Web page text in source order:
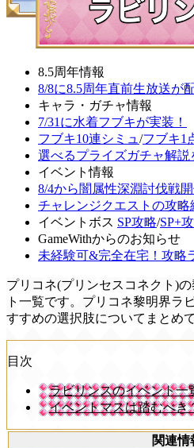
8.5周年情報
8/8に8.5周年直前生放送が
キャラ・ガチャ情報
7/31に水着フブキが実装！
フブキ10連シミュ /フブキ1
選べるプライズガチャ解説
イベント情報
8/4から闇属性深淵討伐戦開
チャレンジクエストの攻略
イベントボス SP攻略/SP+
GameWithからのお知らせ
未経験可&完全在宅！攻略
プリコネ(プリンセスコネクト)
ト一覧です。プリコネ黎明界ラ
すすめの選択肢についてまとめ
目次
ラビリンスのイベント一
イベントマスは踏むべき
関連情